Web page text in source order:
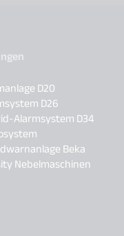
D20
D26
Alarmsystem D34
Beka
Nebelmaschinen